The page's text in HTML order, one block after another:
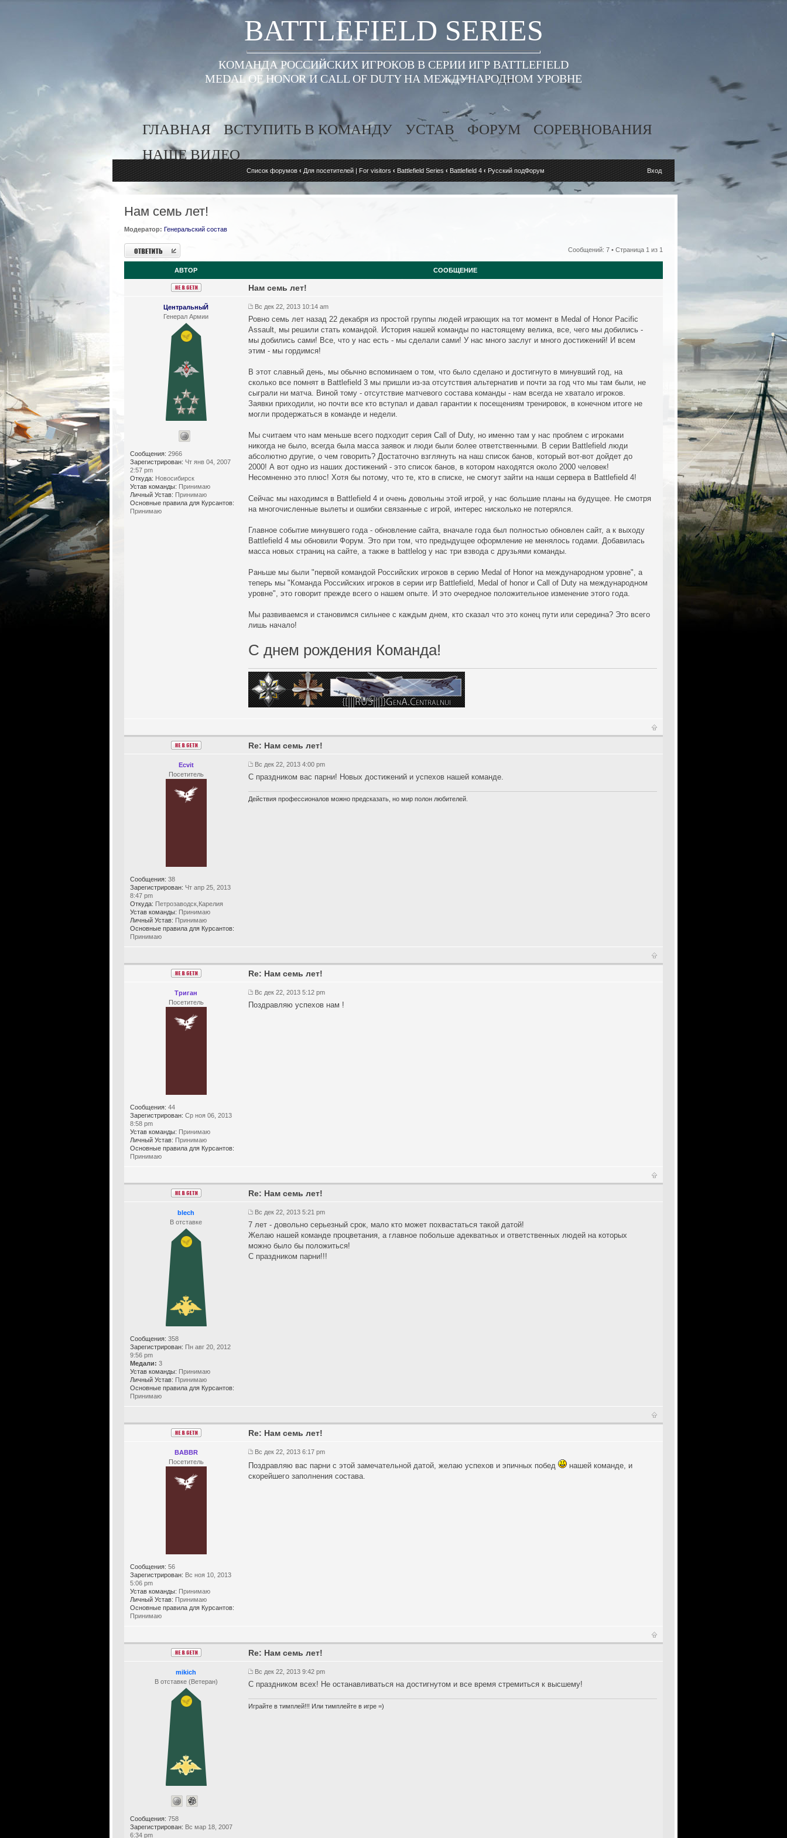
BATTLEFIELD SERIES
КОМАНДА РОССИЙСКИХ ИГРОКОВ В СЕРИИ ИГР BATTLEFIELD
MEDAL OF HONOR И CALL OF DUTY НА МЕЖДУНАРОДНОМ УРОВНЕ
ГЛАВНАЯ ВСТУПИТЬ В КОМАНДУ УСТАВ ФОРУМ
СОРЕВНОВАНИЯ
НАШЕ ВИДЕО
Список форумов ‹ Для посетителей | For visitors ‹ Battlefield Series ‹ Battlefield 4 ‹ Русский подФорум Вход
Нам семь лет!
Модератор: Генеральский состав
Ответить Сообщений: 7 • Страница 1 из 1
АВТОР СООБЩЕНИЕ
ЦентральныЙ
Генерал Армии
Сообщения: 2966
Зарегистрирован: Чт янв 04, 2007
2:57 pm
Откуда: Новосибирск
Устав команды: Принимаю
Личный Устав: Принимаю
Основные правила для Курсантов:
Принимаю
Нам семь лет!
Вс дек 22, 2013 10:14 am
Ровно семь лет назад 22 декабря из простой группы людей играющих на тот момент в Medal of Honor Pacific
Assault, мы решили стать командой. История нашей команды по настоящему велика, все, чего мы добились -
мы добились сами! Все, что у нас есть - мы сделали сами! У нас много заслуг и много достижений! И всем
этим - мы гордимся!
В этот славный день, мы обычно вспоминаем о том, что было сделано и достигнуто в минувший год, на
сколько все помнят в Battlefield 3 мы пришли из-за отсутствия альтернатив и почти за год что мы там были, не
сыграли ни матча. Виной тому - отсутствие матчевого состава команды - нам всегда не хватало игроков.
Заявки приходили, но почти все кто вступал и давал гарантии к посещениям тренировок, в конечном итоге не
могли продержаться в команде и недели.
Мы считаем что нам меньше всего подходит серия Call of Duty, но именно там у нас проблем с игроками
никогда не было, всегда была масса заявок и люди были более ответственными. В серии Battlefield люди
абсолютно другие, о чем говорить? Достаточно взглянуть на наш список банов, который вот-вот дойдет до
2000! А вот одно из наших достижений - это список банов, в котором находятся около 2000 человек!
Несомненно это плюс! Хотя бы потому, что те, кто в списке, не смогут зайти на наши сервера в Battlefield 4!
Сейчас мы находимся в Battlefield 4 и очень довольны этой игрой, у нас большие планы на будущее. Не смотря
на многочисленные вылеты и ошибки связанные с игрой, интерес нисколько не потерялся.
Главное событие минувшего года - обновление сайта, вначале года был полностью обновлен сайт, а к выходу
Battlefield 4 мы обновили Форум. Это при том, что предыдущее оформление не менялось годами. Добавилась
масса новых страниц на сайте, а также в battlelog у нас три взвода с друзьями команды.
Раньше мы были "первой командой Российских игроков в серию Medal of Honor на международном уровне", а
теперь мы "Команда Российских игроков в серии игр Battlefield, Medal of honor и Call of Duty на международном
уровне", это говорит прежде всего о нашем опыте. И это очередное положительное изменение этого года.
Мы развиваемся и становимся сильнее с каждым днем, кто сказал что это конец пути или середина? Это всего
лишь начало!
С днем рождения Команда!
Ecvit
Посетитель
Сообщения: 38
Зарегистрирован: Чт апр 25, 2013
8:47 pm
Откуда: Петрозаводск,Карелия
Устав команды: Принимаю
Личный Устав: Принимаю
Основные правила для Курсантов:
Принимаю
Re: Нам семь лет!
Вс дек 22, 2013 4:00 pm
С праздником вас парни! Новых достижений и успехов нашей команде.
Действия профессионалов можно предсказать, но мир полон любителей.
Триган
Посетитель
Сообщения: 44
Зарегистрирован: Ср ноя 06, 2013
8:58 pm
Устав команды: Принимаю
Личный Устав: Принимаю
Основные правила для Курсантов:
Принимаю
Re: Нам семь лет!
Вс дек 22, 2013 5:12 pm
Поздравляю успехов нам !
blech
В отставке
Сообщения: 358
Зарегистрирован: Пн авг 20, 2012
9:56 pm
Медали: 3
Устав команды: Принимаю
Личный Устав: Принимаю
Основные правила для Курсантов:
Принимаю
Re: Нам семь лет!
Вс дек 22, 2013 5:21 pm
7 лет - довольно серьезный срок, мало кто может похвастаться такой датой!
Желаю нашей команде процветания, а главное побольше адекватных и ответственных людей на которых
можно было бы положиться!
С праздником парни!!!
BABBR
Посетитель
Сообщения: 56
Зарегистрирован: Вс ноя 10, 2013
5:06 pm
Устав команды: Принимаю
Личный Устав: Принимаю
Основные правила для Курсантов:
Принимаю
Re: Нам семь лет!
Вс дек 22, 2013 6:17 pm
Поздравляю вас парни с этой замечательной датой, желаю успехов и эпичных побед
нашей команде, и
скорейшего заполнения состава.
mikich
В отставке (Ветеран)
Сообщения: 758
Зарегистрирован: Вс мар 18, 2007
6:34 pm
Re: Нам семь лет!
Вс дек 22, 2013 9:42 pm
С праздником всех! Не останавливаться на достигнутом и все время стремиться к высшему!
Играйте в тимплей!!! Или тимплейте в игре =)